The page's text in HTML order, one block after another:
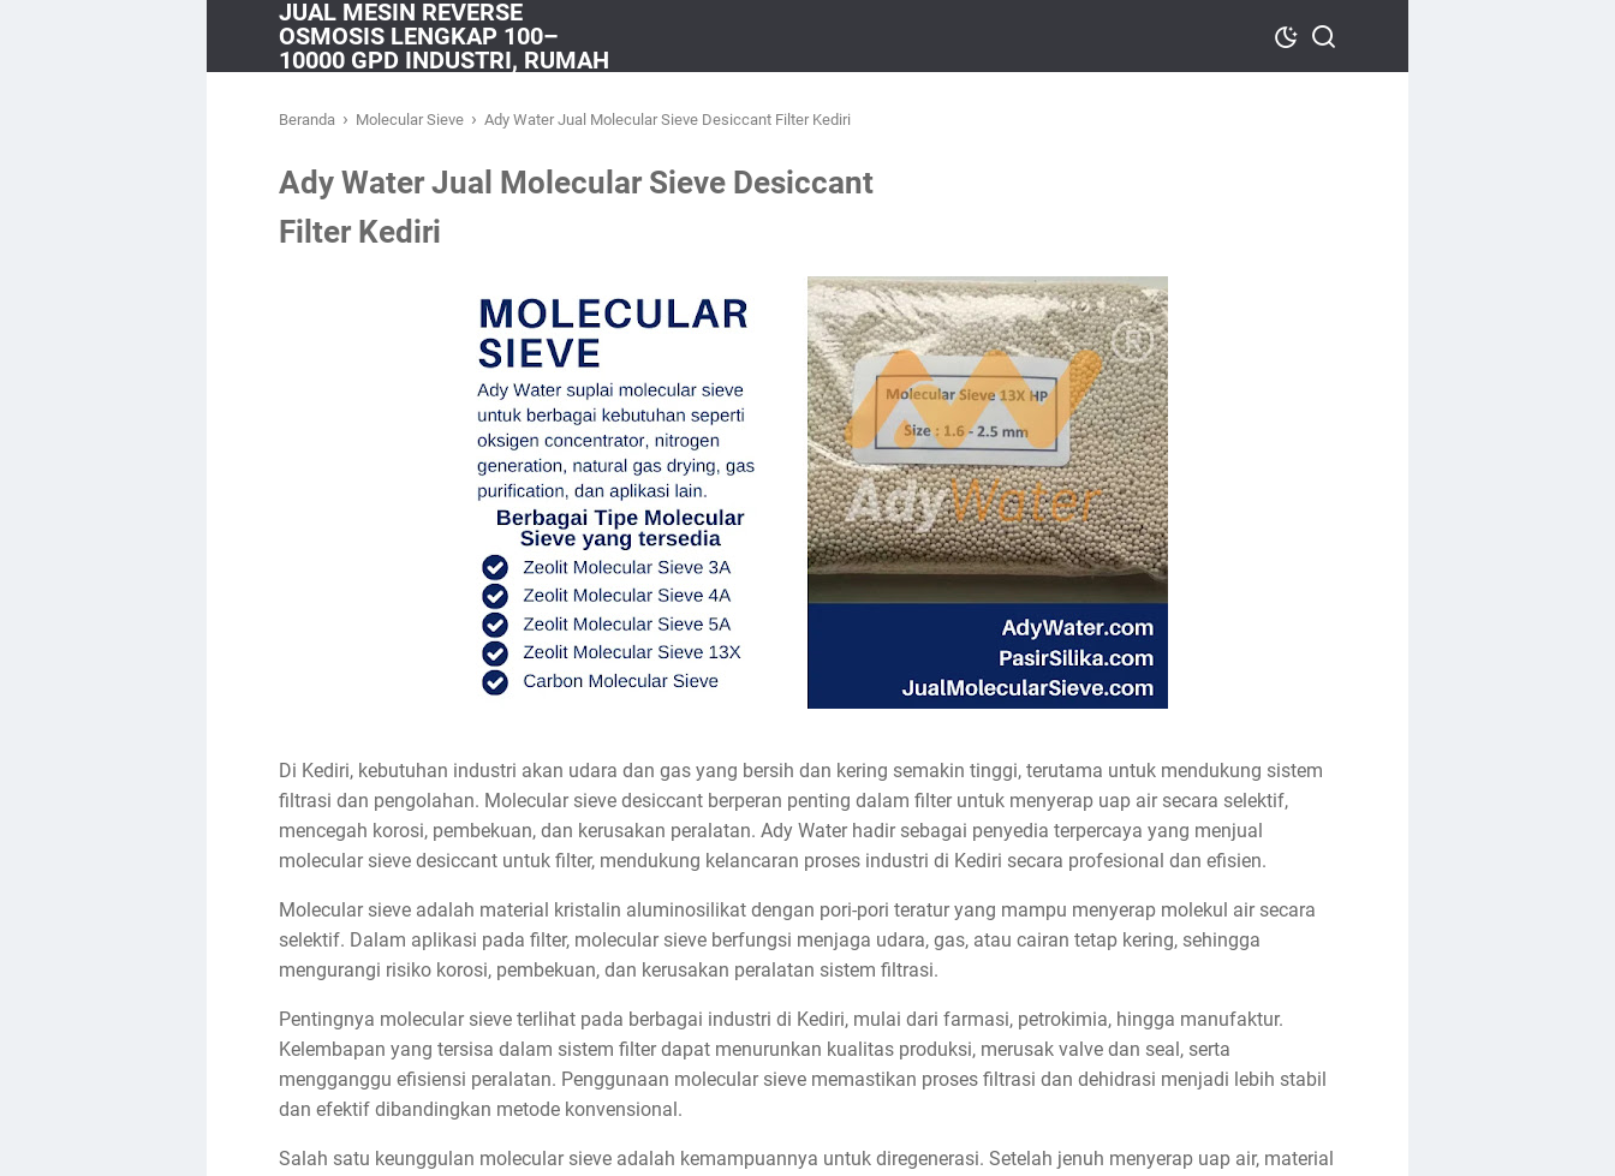
JUAL MESIN REVERSE
OSMOSIS LENGKAP 100–
10000 GPD INDUSTRI, RUMAH
Beranda › Molecular Sieve › Ady Water Jual Molecular Sieve Desiccant Filter Kediri
Ady Water Jual Molecular Sieve Desiccant
Filter Kediri
Di Kediri, kebutuhan industri akan udara dan gas yang bersih dan kering semakin tinggi, terutama untuk mendukung sistem
filtrasi dan pengolahan. Molecular sieve desiccant berperan penting dalam filter untuk menyerap uap air secara selektif,
mencegah korosi, pembekuan, dan kerusakan peralatan. Ady Water hadir sebagai penyedia terpercaya yang menjual
molecular sieve desiccant untuk filter, mendukung kelancaran proses industri di Kediri secara profesional dan efisien.
Molecular sieve adalah material kristalin aluminosilikat dengan pori-pori teratur yang mampu menyerap molekul air secara
selektif. Dalam aplikasi pada filter, molecular sieve berfungsi menjaga udara, gas, atau cairan tetap kering, sehingga
mengurangi risiko korosi, pembekuan, dan kerusakan peralatan sistem filtrasi.
Pentingnya molecular sieve terlihat pada berbagai industri di Kediri, mulai dari farmasi, petrokimia, hingga manufaktur.
Kelembapan yang tersisa dalam sistem filter dapat menurunkan kualitas produksi, merusak valve dan seal, serta
mengganggu efisiensi peralatan. Penggunaan molecular sieve memastikan proses filtrasi dan dehidrasi menjadi lebih stabil
dan efektif dibandingkan metode konvensional.
Salah satu keunggulan molecular sieve adalah kemampuannya untuk diregenerasi. Setelah jenuh menyerap uap air, material